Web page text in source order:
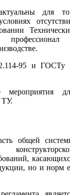
для
профессионал
95 и ГОСТу
мероприятия
ТУ.
общей
но и норм